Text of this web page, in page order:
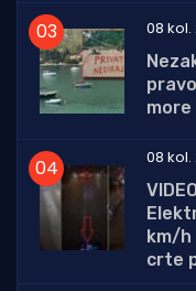
08 kol.
more
08 kol.
km/h
crte